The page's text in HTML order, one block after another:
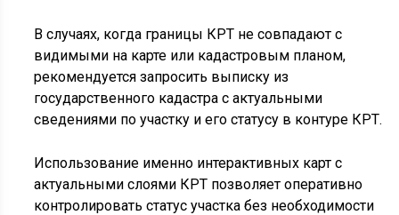
В случаях, когда границы КРТ не совпадают с
видимыми на карте или кадастровым планом,
рекомендуется запросить выписку из
государственного кадастра с актуальными
сведениями по участку и его статусу в контуре КРТ.
Использование именно интерактивных карт с
актуальными слоями КРТ позволяет оперативно
контролировать статус участка без необходимости